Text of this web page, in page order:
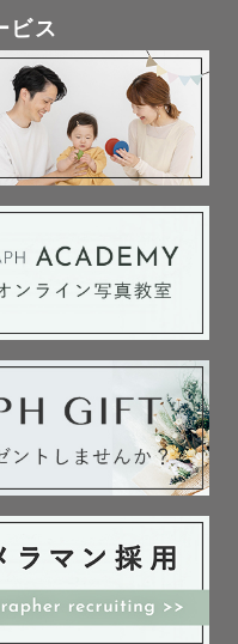
とりながら撮影した
させていただきます🌿
だけるよう
♩
可能です🐶
が得意ですが
こよくシックな雰囲気
ることもできます🎨
一日だから
っても、
いただけるよう心掛け
ビス